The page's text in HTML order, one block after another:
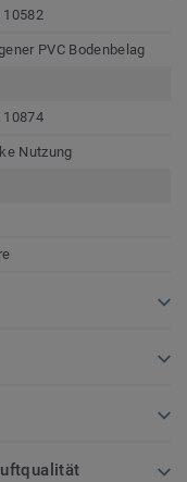
10582
PVC Bodenbelag
10874
Nutzung